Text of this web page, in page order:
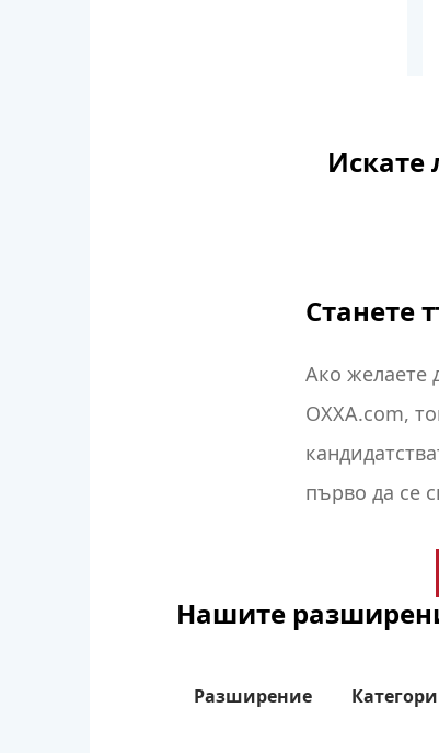
Искате
Станете
Ако желаете
OXXA.com,
първо да се
използвате
Нашите
Разширение